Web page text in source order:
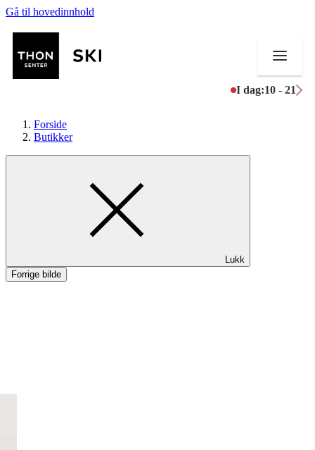
Gå til hovedinnhold
I dag:10 - 21
Mat og drikke
Aktiviteter
Forside
Butikker
Lukk
Forrige bilde